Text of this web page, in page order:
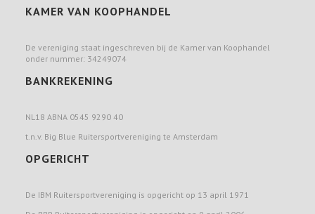
KAMER VAN KOOPHANDEL
De vereniging staat ingeschreven bij de Kamer van Koophandel
onder nummer: 34249074
BANKREKENING
NL18 ABNA 0545 9290 40
t.n.v. Big Blue Ruitersportvereniging te Amsterdam
OPGERICHT
De IBM Ruitersportvereniging is opgericht op 13 april 1971